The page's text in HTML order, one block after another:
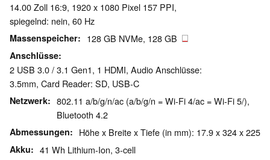
14.00 Zoll 16:9, 1920 x 1080 Pixel 157 PPI,
spiegelnd: nein, 60 Hz
Massenspeicher 128 GB NVMe, 128 GB
Anschlüsse
2 USB 3.0 / 3.1 Gen1, 1 HDMI, Audio Anschlüsse:
3.5mm, Card Reader: SD, USB-C
Netzwerk
802.11 a/b/g/n/ac (a/b/g/n = Wi-Fi 4/ac = Wi-Fi 5/),
Bluetooth 4.2
Abmessungen Höhe x Breite x Tiefe (in mm): 17.9 x 324 x 225
Akku 41 Wh Lithium-Ion, 3-cell